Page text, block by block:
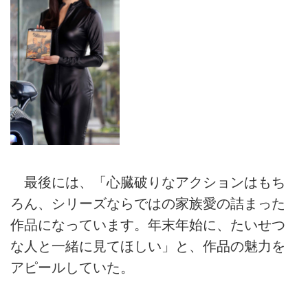
最後には、「心臓破りなアクションはもち
ろん、シリーズならではの家族愛の詰まった
作品になっています。年末年始に、たいせつ
な人と一緒に見てほしい」と、作品の魅力を
アピールしていた。